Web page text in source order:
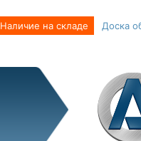
Наличие на складе Доска